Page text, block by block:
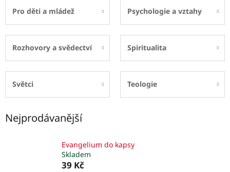
Pro děti a mládež Psychologie a vztahy
Rozhovory a svědectví Spiritualita
Světci Teologie
Nejprodávanější
Evangelium do kapsy
Skladem
39 Kč